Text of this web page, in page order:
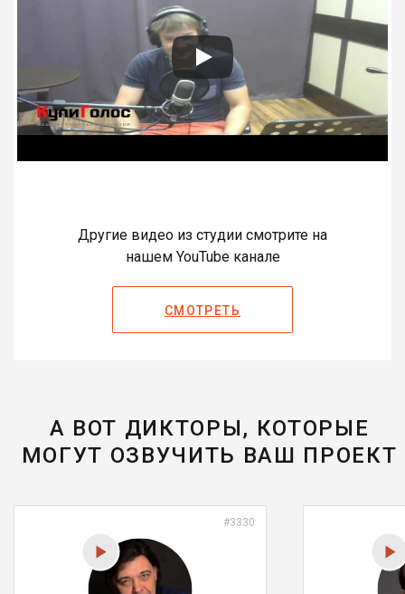
Другие видео из студии смотрите на
нашем YouTube канале
СМОТРЕТЬ
А ВОТ ДИКТОРЫ, КОТОРЫЕ
МОГУТ ОЗВУЧИТЬ ВАШ ПРОЕКТ
#3330